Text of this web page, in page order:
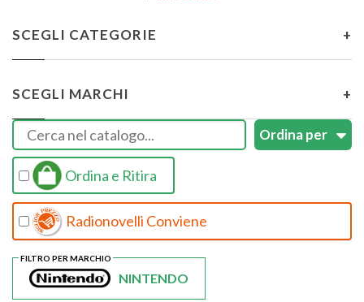
SCEGLI CATEGORIE +
SCEGLI MARCHI +
Ordina e Ritira
Radionovelli Conviene
NINTENDO
FILTRO PER MARCHIO